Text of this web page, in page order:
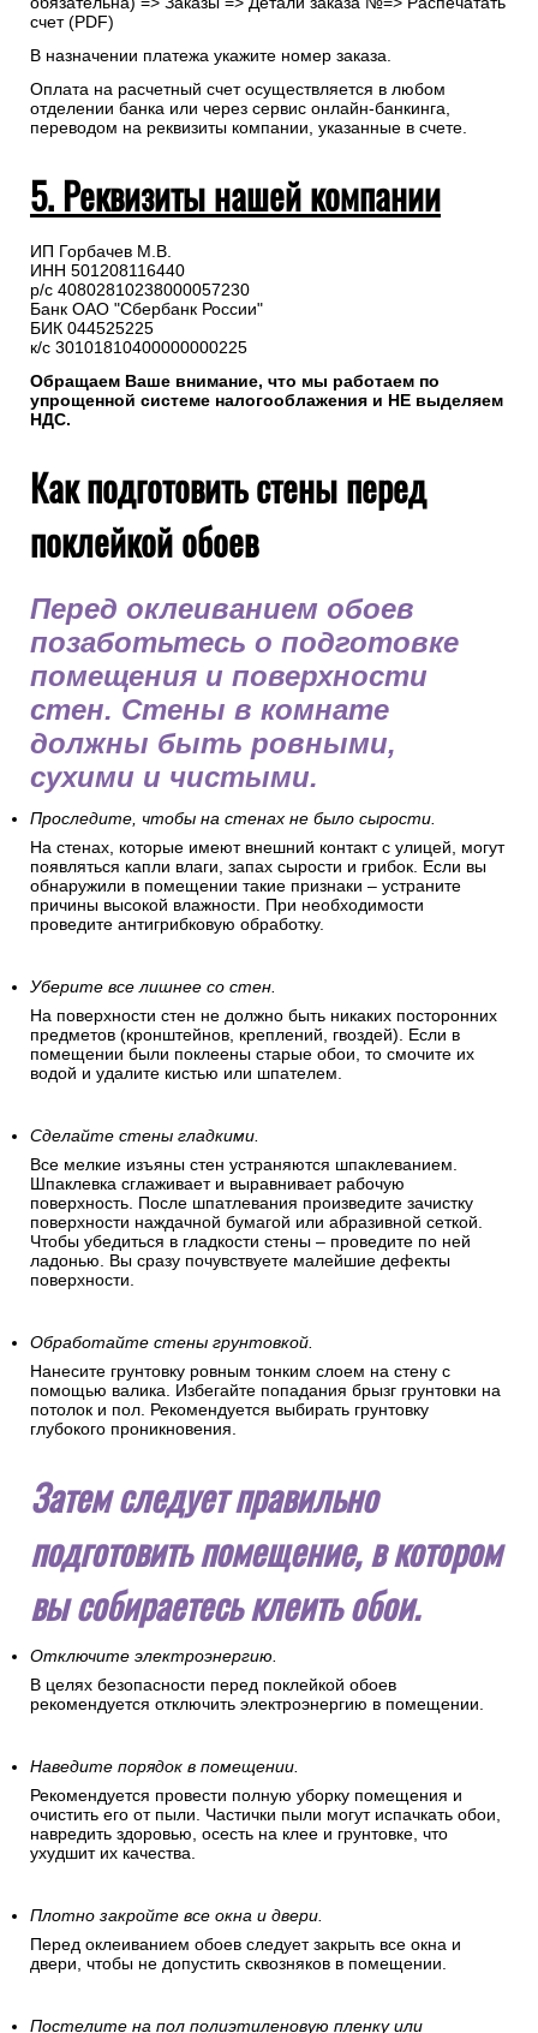
счет (PDF)
В назначении платежа укажите номер заказа.
Оплата на расчетный счет осуществляется в любом
отделении банка или через сервис онлайн-банкинга,
переводом на реквизиты компании, указанные в счете.
5. Реквизиты нашей компании
ИП Горбачев М.В.
ИНН 501208116440
р/с 40802810238000057230
Банк ОАО "Сбербанк России"
БИК 044525225
к/с 30101810400000000225
Обращаем Ваше внимание, что мы работаем по
упрощенной системе налогооблажения и НЕ выделяем
НДС.
Как подготовить стены перед
поклейкой обоев
Перед оклеиванием обоев
позаботьтесь о подготовке
помещения и поверхности
стен. Стены в комнате
должны быть ровными,
сухими и чистыми.
Проследите, чтобы на стенах не было сырости.
На стенах, которые имеют внешний контакт с улицей, могут
появляться капли влаги, запах сырости и грибок. Если вы
обнаружили в помещении такие признаки – устраните
причины высокой влажности. При необходимости
проведите антигрибковую обработку.
Уберите все лишнее со стен.
На поверхности стен не должно быть никаких посторонних
предметов (кронштейнов, креплений, гвоздей). Если в
помещении были поклеены старые обои, то смочите их
водой и удалите кистью или шпателем.
Сделайте стены гладкими.
Все мелкие изъяны стен устраняются шпаклеванием.
Шпаклевка сглаживает и выравнивает рабочую
поверхность. После шпатлевания произведите зачистку
поверхности наждачной бумагой или абразивной сеткой.
Чтобы убедиться в гладкости стены – проведите по ней
ладонью. Вы сразу почувствуете малейшие дефекты
поверхности.
Обработайте стены грунтовкой.
Нанесите грунтовку ровным тонким слоем на стену с
помощью валика. Избегайте попадания брызг грунтовки на
потолок и пол. Рекомендуется выбирать грунтовку
глубокого проникновения.
Затем следует правильно
подготовить помещение, в котором
вы собираетесь клеить обои.
Отключите электроэнергию.
В целях безопасности перед поклейкой обоев
рекомендуется отключить электроэнергию в помещении.
Наведите порядок в помещении.
Рекомендуется провести полную уборку помещения и
очистить его от пыли. Частички пыли могут испачкать обои,
навредить здоровью, осесть на клее и грунтовке, что
ухудшит их качества.
Плотно закройте все окна и двери.
Перед оклеиванием обоев следует закрыть все окна и
двери, чтобы не допустить сквозняков в помещении.
Постелите на пол полиэтиленовую пленку или